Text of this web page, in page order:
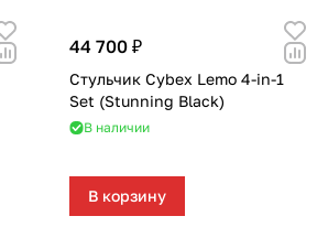
44 700 ₽
Стульчик Cybex Lemo 4-in-1
Set (Stunning Black)
В наличии
В корзину